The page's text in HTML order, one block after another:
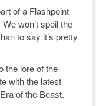
of a Flashpoint
won’t spoil the
to say it’s pretty
the lore of the
with the latest
of the Beast.